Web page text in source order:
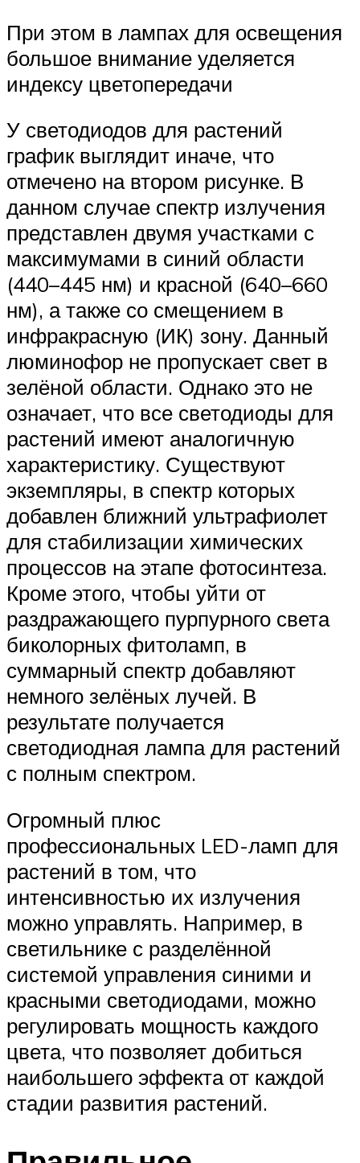
При этом в лампах для освещения
большое внимание уделяется
индексу цветопередачи
У светодиодов для растений
график выглядит иначе, что
отмечено на втором рисунке. В
данном случае спектр излучения
представлен двумя участками с
максимумами в синий области
(440–445 нм) и красной (640–660
нм), а также со смещением в
инфракрасную (ИК) зону. Данный
люминофор не пропускает свет в
зелёной области. Однако это не
означает, что все светодиоды для
растений имеют аналогичную
характеристику. Существуют
экземпляры, в спектр которых
добавлен ближний ультрафиолет
для стабилизации химических
процессов на этапе фотосинтеза.
Кроме этого, чтобы уйти от
раздражающего пурпурного света
биколорных фитоламп, в
суммарный спектр добавляют
немного зелёных лучей. В
результате получается
светодиодная лампа для растений
с полным спектром.
Огромный плюс
профессиональных LED-ламп для
растений в том, что
интенсивностью их излучения
можно управлять. Например, в
светильнике с разделённой
системой управления синими и
красными светодиодами, можно
регулировать мощность каждого
цвета, что позволяет добиться
наибольшего эффекта от каждой
стадии развития растений.